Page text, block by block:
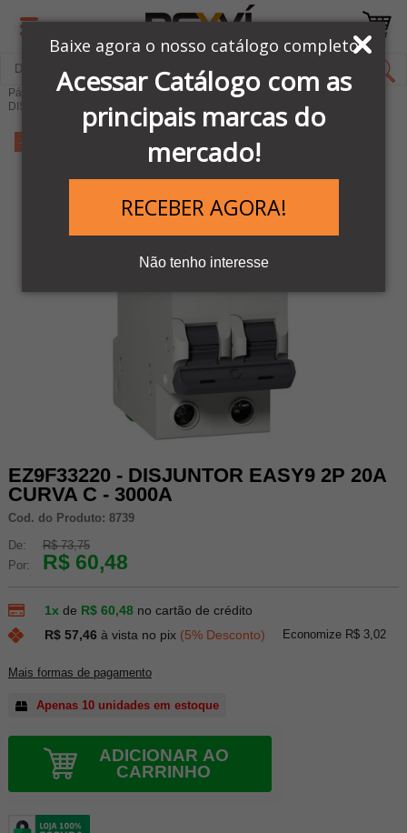
Baixe agora o nosso catálogo completo
Acessar Catálogo com as
principais marcas do
mercado!
RECEBER AGORA!
Não tenho interesse
Página Inicial
LINHA AUTOMAÇÃO SCHNEIDER
DISJUNTORES E CONTATORES
-17%
EZ9F33220 - DISJUNTOR EASY9 2P 20A
CURVA C - 3000A
Cod. do Produto: 8739
De:
R$ 73,75
Por:
R$ 60,48
1x de R$ 60,48 no cartão de crédito
R$ 57,46 à vista no pix (5% Desconto) Economize R$ 3,02
Mais formas de pagamento
Apenas 10 unidades em estoque
ADICIONAR AO
CARRINHO